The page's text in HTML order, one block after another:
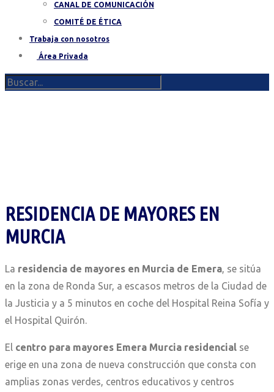
CANAL DE COMUNICACIÓN
COMITÉ DE ÉTICA
Trabaja con nosotros
Área Privada
RESIDENCIA DE MAYORES EN
MURCIA
La residencia de mayores en Murcia de Emera, se sitúa
en la zona de Ronda Sur, a escasos metros de la Ciudad de
la Justicia y a 5 minutos en coche del Hospital Reina Sofía y
el Hospital Quirón.
El centro para mayores Emera Murcia residencial se
erige en una zona de nueva construcción que consta con
amplias zonas verdes, centros educativos y centros